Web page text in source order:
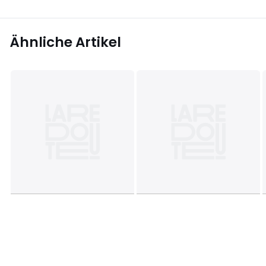
Ähnliche Artikel